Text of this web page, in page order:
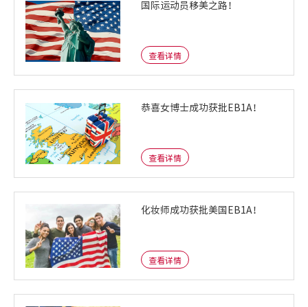
国际运动员移美之路！
查看详情
恭喜女博士成功获批EB1A！
查看详情
化妆师成功获批美国EB1A！
查看详情